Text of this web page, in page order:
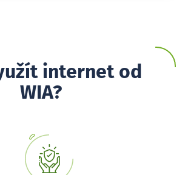
internet od
WIA?